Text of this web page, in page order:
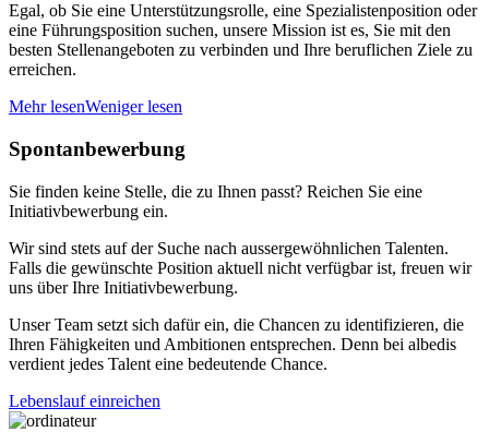
Egal, ob Sie eine Unterstützungsrolle, eine Spezialistenposition oder
eine Führungsposition suchen, unsere Mission ist es, Sie mit den
besten Stellenangeboten zu verbinden und Ihre beruflichen Ziele zu
erreichen.
Mehr lesenWeniger lesen
Spontanbewerbung
Sie finden keine Stelle, die zu Ihnen passt? Reichen Sie eine
Initiativbewerbung ein.
Wir sind stets auf der Suche nach aussergewöhnlichen Talenten.
Falls die gewünschte Position aktuell nicht verfügbar ist, freuen wir
uns über Ihre Initiativbewerbung.
Unser Team setzt sich dafür ein, die Chancen zu identifizieren, die
Ihren Fähigkeiten und Ambitionen entsprechen. Denn bei albedis
verdient jedes Talent eine bedeutende Chance.
Lebenslauf einreichen